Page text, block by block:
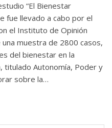
“El Bienestar
fue llevado a cabo por el
el Instituto de Opinión
una muestra de 2800 casos,
del bienestar en la
titulado Autonomía, Poder y
sobre la…